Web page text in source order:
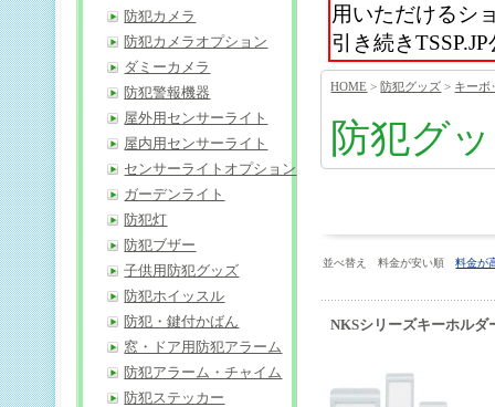
用いただけるシ
引き続き
HOME >防犯グッズ > キーボ
防犯グ
並べ替え 料金が安い順料金が
NKSシリーズキーホル
防犯カメラ
防犯カメラオプション
ダミーカメラ
防犯警報機器
屋外用センサーライト
屋内用センサーライト
センサーライトオプション
ガーデンライト
防犯灯
防犯ブザー
子供用防犯グッズ
防犯ホイッスル
防犯・鍵付かばん
窓・ドア用防犯アラーム
防犯アラーム・チャイム
防犯ステッカー